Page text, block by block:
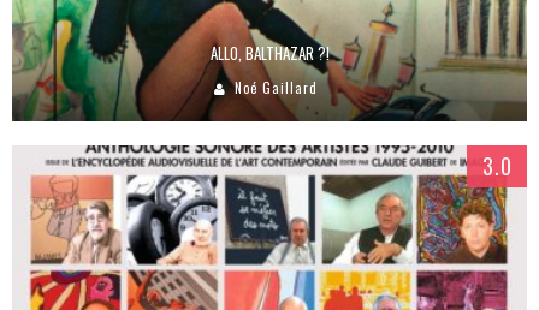
ALLO, BALTHAZAR ?!
Noé Gaillard
3.0